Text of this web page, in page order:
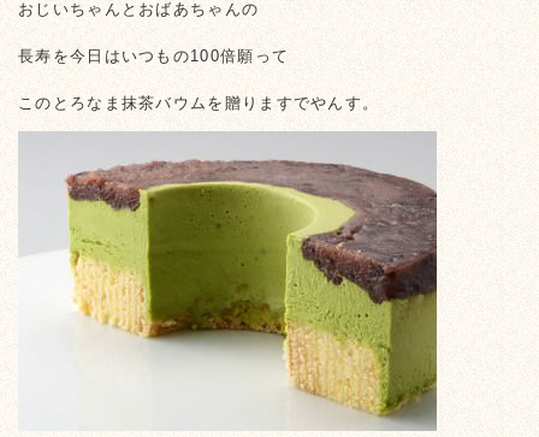
おじいちゃんとおばあちゃんの
長寿を今日はいつもの100倍願って
このとろなま抹茶バウムを贈りますでやんす。